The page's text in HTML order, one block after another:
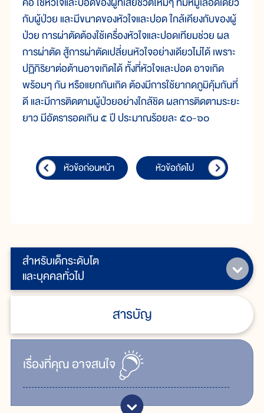
สำหรับเด็กระดับโต
และบุคคลทั่วไป
สารบัญ
เรื่ิองที่คุณอาจสนใจ
กับผู้ป่วย และมีขนาดของหัวใจและปอด ใกล้เคียงกับของผู้
ป่วย การผ่าตัดต้องใช้เครื่องหัวใจและปอดเทียมช่วย ผล
การผ่าตัด สู้การผ่าตัดเปลี่ยนหัวใจอย่างเดียวไม่ได้ เพราะ
ปฏิกิริยาต่อต้านอาจเกิดได้ ทั้งที่หัวใจและปอด อาจเกิด
พร้อมๆ กัน หรือแยกกันเกิด ต้องมีการใช้ยากดภูมิคุ้มกันที่
ดี และมีการติดตามผู้ป่วยอย่างใกล้ชิด ผลการติดตามระยะ
ยาว มีอัตรารอดเกิน ๕ ปี ประมาณร้อยละ ๕๐-๖๐
หัวข้อก่อนหน้า หัวข้อถัดไป